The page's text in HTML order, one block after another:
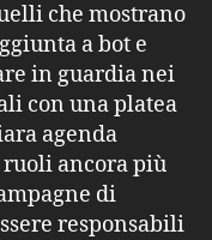
che mostrano
a bot e
in guardia nei
con una platea
agenda
ruoli ancora più
di
responsabili